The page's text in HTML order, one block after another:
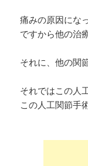
痛みの原因にな
ですから他の治
それに、他の関
それではこの人
この人工関節手